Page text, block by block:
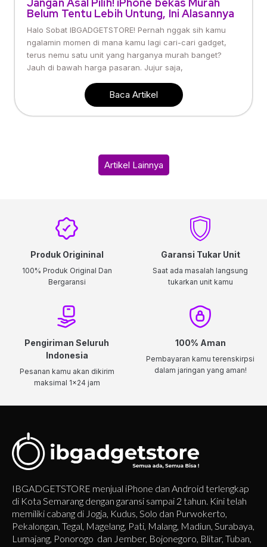
Jangan Asal Pilih! iPhone bekas Murah
Belum Tentu Lebih Untung, Ini Alasannya
Halo Sobat IBGADGETSTORE! Pernah nggak sih kamu
ngalamin momen di mana kamu lagi cari-cari gadget,
terus nemu satu unit yang harganya murah banget?
Jauh di bawah harga pasaran. Jujur saja,
Baca Artikel
Artikel Lainnya
Produk Origininal
100% Produk Original Dan
Bergaransi
Garansi Tukar Unit
Saat ada masalah langsung
tukarkan unit kamu
Pengiriman Seluruh
Indonesia
Pesanan kamu akan dikirim
maksimal 1x24 jam
100% Aman
Pembayaran kamu terenskirpsi
dalam jaringan yang aman!
IBGADGETSTORE menjual iPhone dan Android terlengkap
di Kota Semarang dengan garansi sampai 2 tahun. Kini telah
memiliki cabang di Jogja, Kudus, Solo dan Purwokerto,
Pekalongan, Tegal, Magelang, Pati, Malang, Madiun, Surabaya,
Lumajang, Ponorogo dan Jember, Bojonegoro, Blitar, Tuban,